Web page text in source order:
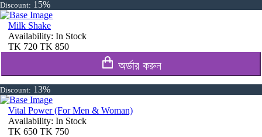
Discount: 15%
Milk Shake
Availability: In Stock
TK 720 TK 850
অর্ডার করুন
Discount: 13%
Vital Power (For Men & Woman)
Availability: In Stock
TK 650 TK 750